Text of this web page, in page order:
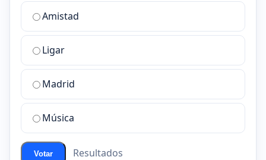
¿Cuál
la
mejor
sala
chat
ChatZona?
Amistad
Ligar
Madrid
Música
Votar Resultados